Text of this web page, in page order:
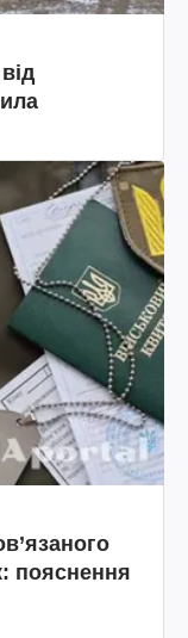
пояснення